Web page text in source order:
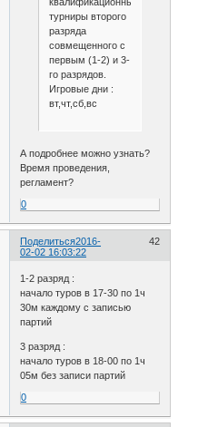
турниры второго
разряда
совмещенного с
первым (1-2) и 3-
го разрядов.
Игровые дни :
вт,чт,сб,вс
А подробнее можно узнать?
Время проведения,
регламент?
0
Поделиться 42
2016-
02-02 16:03:22
1-2 разряд :
начало туров в 17-30 по 1ч
30м каждому с записью
партий
3 разряд :
начало туров в 18-00 по 1ч
05м без записи партий
0